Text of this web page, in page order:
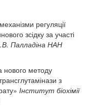
регуляції
зсідку за участі
Палладіна НАН
нового методу
з
Інститут біохімії